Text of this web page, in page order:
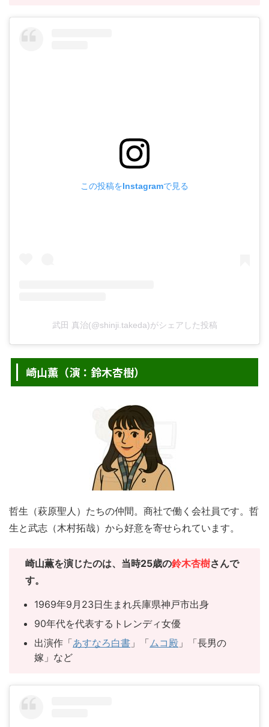
この投稿をInstagramで見る
武田 真治(@shinji.takeda)がシェアした投稿
崎山薫（演：鈴木杏樹）
哲生（萩原聖人）たちの仲間。商社で働く会社員です。哲
生と武志（木村拓哉）から好意を寄せられています。
崎山薫を演じたのは、当時25歳の鈴木杏樹さんで
す。
1969年9月23日生まれ兵庫県神戸市出身
90年代を代表するトレンディ女優
出演作「あすなろ白書 」「 ムコ殿 」「長男の
嫁」など